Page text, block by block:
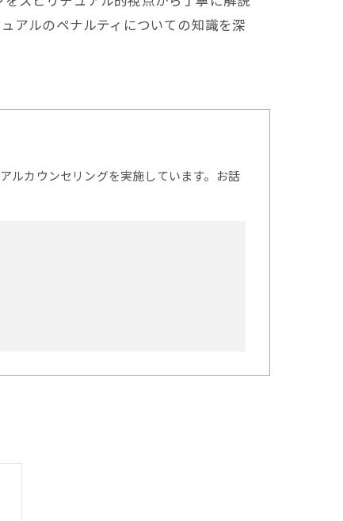
アルのペナルティについての知識を深
ルカウンセリングを実施しています。お話